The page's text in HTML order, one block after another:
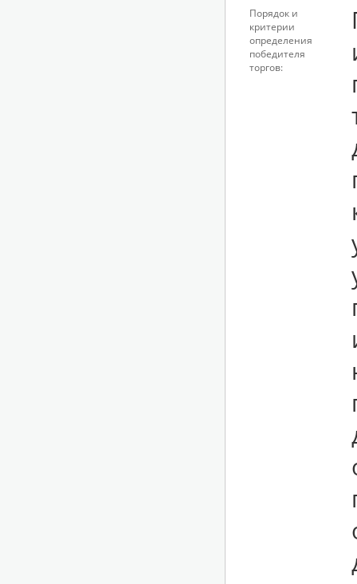
Порядок и
критерии
определения
победителя
торгов: